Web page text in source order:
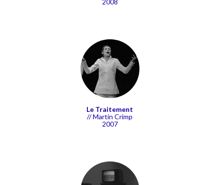
2008
Le Traitement
// Martin Crimp
2007